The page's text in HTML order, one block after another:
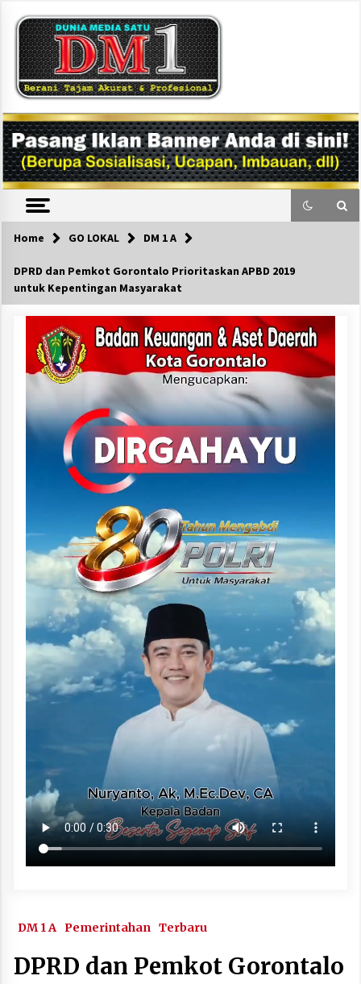
content
DM1
Home GO LOKAL DM 1 A
DPRD dan Pemkot Gorontalo Prioritaskan APBD 2019
untuk Kepentingan Masyarakat
DM 1 A Pemerintahan Terbaru
DPRD dan Pemkot Gorontalo